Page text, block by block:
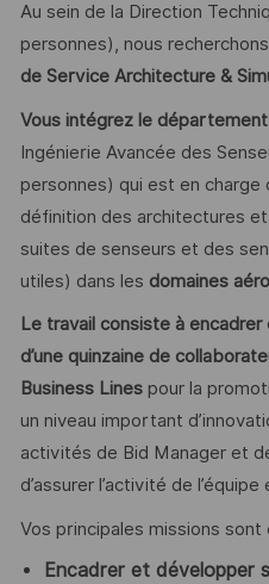
Au sein de la Direction
personnes), nous
de Service Architecture &
Vous intégrez le département
Ingénierie Avancée des
personnes) qui est en
définition des architectures
suites de senseurs et des
utiles) dans les domaines
Le travail consiste à
d’une quinzaine de
Business Linespour la
un niveau important
activités de Bid Manager et
d’assurer l’activité de
Vos principales missions sont
Encadrer et développer